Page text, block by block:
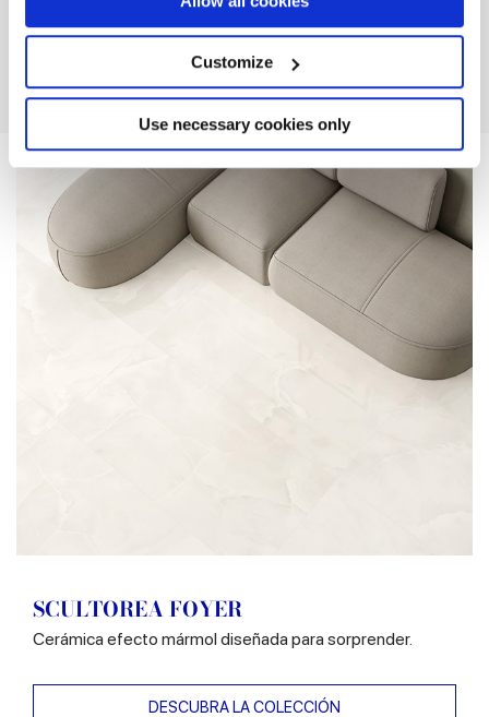
Collect information about your geographical
location which can be accurate to within several
Identify your device by actively scanning it for
specific characteristics (fingerprinting)
Find out more about how your personal data is processed
and set your preferences in thedetails section.
We use cookies to personalise content and ads, to
provide social media features and to analyse our traffic.
We also share information about your use of our site with
our social media, advertising and analytics partners who
may combine it with other information that you’ve
provided to them or that they’ve collected from your use
Customize
Use necessary cookies only
DESCUBRA LA COLECCIÓN
SCULTOREA FOYER
Cerámica efecto mármol diseñada para sorprender.
DESCUBRA LA COLECCIÓN